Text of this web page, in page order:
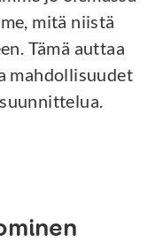
mitä niistä
Tämä auttaa
mahdollisuudet